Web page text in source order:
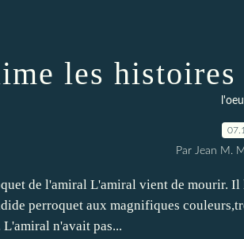
les histoires
Par Jean M.
de l'amiral L'amiral vient de mourir. Il
perroquet aux magnifiques
L'amiral n'avait pas...